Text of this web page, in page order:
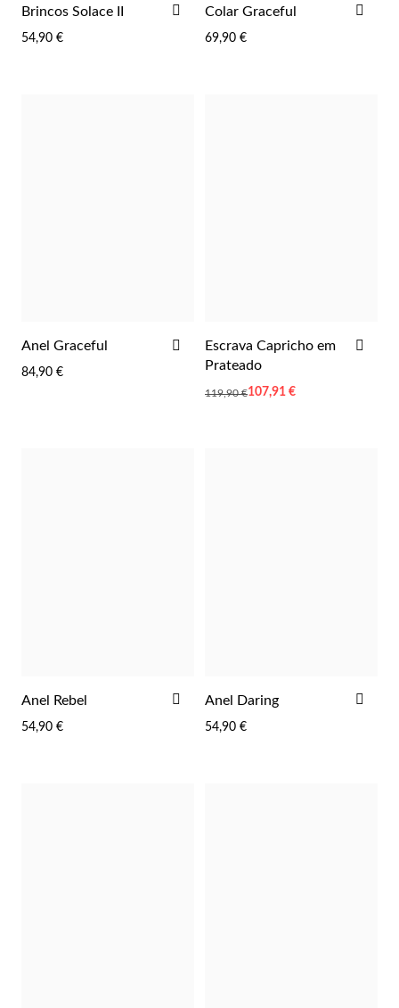
Brincos Solace II
54,90 €
ADICIONAR
FAVORITOS
Colar Graceful
69,90 €
Anel Graceful
84,90 €
ADICIONAR
AOS
Escrava Capricho em
Prateado
Preço
107,91 €
119,90 €
Anel Rebel
54,90 €
ADICIONAR
FAVORITOS
Anel Daring
54,90 €